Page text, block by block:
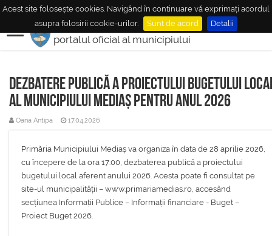
Acest site folosește cookies. Navigând în continuare vă exprimați acordul
asupra folosirii cookie-urilor.
Sunt de acord Detalii
MUNICIPIULMEDIAŞ
portalul oficial al municipiului
Dezbatere publică a proiectului bugetului
al municipiului Mediaș pentru anul 2026
Oana Antipa 17.04.2026
Primăria Municipiului Mediaș va organiza în data de 28 aprilie 2026,
cu începere de la ora 17:00, dezbaterea publică a proiectului
bugetului local aferent anului 2026. Acesta poate fi consultat pe
site-ul municipalității – www.primariamedias.ro, accesând
secțiunea Informații Publice – Informații financiare - Buget –
Proiect Buget 2026.